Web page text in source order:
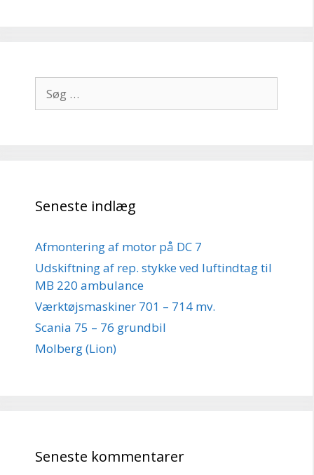
efter:
Seneste indlæg
Afmontering af motor på DC 7
Udskiftning af rep. stykke ved luftindtag til
MB 220 ambulance
Værktøjsmaskiner 701 – 714 mv.
Scania 75 – 76 grundbil
Molberg (Lion)
Seneste kommentarer